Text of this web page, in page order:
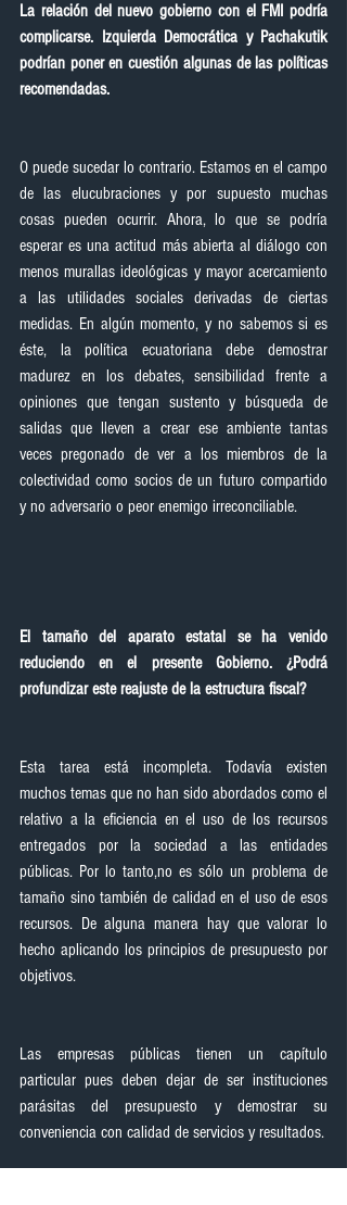
La relación del nuevo gobierno con el FMI podría
complicarse. Izquierda Democrática y Pachakutik
podrían poner en cuestión algunas de las políticas
recomendadas.
O puede sucedar lo contrario. Estamos en el campo
de las elucubraciones y por supuesto muchas
cosas pueden ocurrir. Ahora, lo que se podría
esperar es una actitud más abierta al diálogo con
menos murallas ideológicas y mayor acercamiento
a las utilidades sociales derivadas de ciertas
medidas. En algún momento, y no sabemos si es
éste, la política ecuatoriana debe demostrar
madurez en los debates, sensibilidad frente a
opiniones que tengan sustento y búsqueda de
salidas que lleven a crear ese ambiente tantas
veces pregonado de ver a los miembros de la
colectividad como socios de un futuro compartido
y no adversario o peor enemigo irreconciliable.
El tamaño del aparato estatal se ha venido
reduciendo en el presente Gobierno. ¿Podrá
profundizar este reajuste de la estructura fiscal?
Esta tarea está incompleta. Todavía existen
muchos temas que no han sido abordados como el
relativo a la eficiencia en el uso de los recursos
entregados por la sociedad a las entidades
públicas. Por lo tanto,no es sólo un problema de
tamaño sino también de calidad en el uso de esos
recursos. De alguna manera hay que valorar lo
hecho aplicando los principios de presupuesto por
objetivos.
Las empresas públicas tienen un capítulo
particular pues deben dejar de ser instituciones
parásitas del presupuesto y demostrar su
conveniencia con calidad de servicios y resultados.